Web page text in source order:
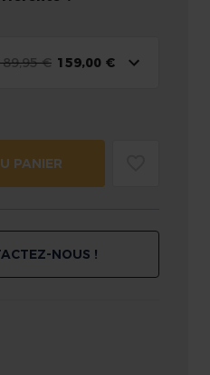
159,00 €
€
PANIER
NOUS !